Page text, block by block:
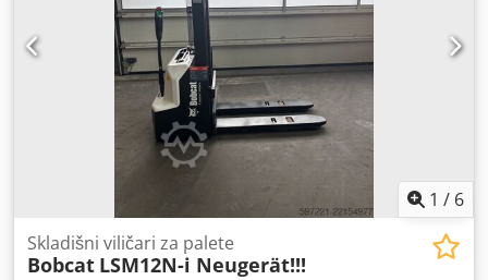
1 / 6
Skladišni viličari za palete
Bobcat LSM12N-i Neugerät!!!